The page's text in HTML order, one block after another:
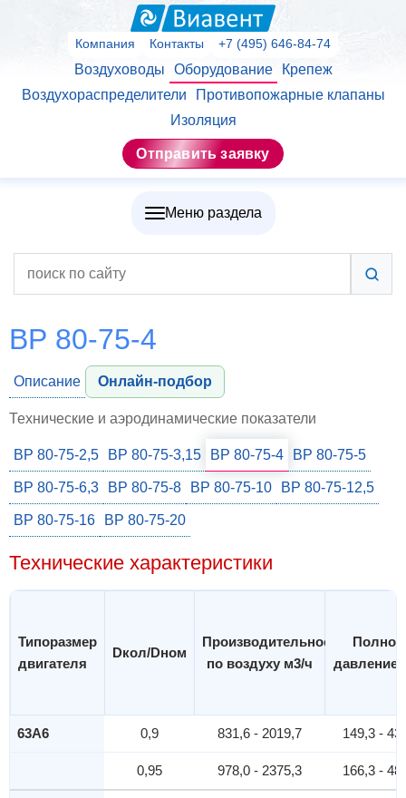
Компания Контакты +7 (495) 646-84-74
Воздуховоды Оборудование
Крепеж
Воздухораспределители
Противопожарные клапаны
Изоляция
Отправить заявку
Меню раздела
ВР 80-75-4
Описание Онлайн-подбор
Технические и аэродинамические показатели
ВР 80-75-2,5 ВР 80-75-3,15 ВР 80-75-4 ВР 80-75-5
ВР 80-75-6,3 ВР 80-75-8 ВР 80-75-10 ВР 80-75-12,5
ВР 80-75-16 ВР 80-75-20
Технические характеристики
Типоразмер
двигателя
Dкол/Dном
Производительность
по воздуху м3/ч
Полное
давление,
63A6 0,9 831,6 - 2019,7 149,3 -
0,95 978,0 - 2375,3 166,3 -